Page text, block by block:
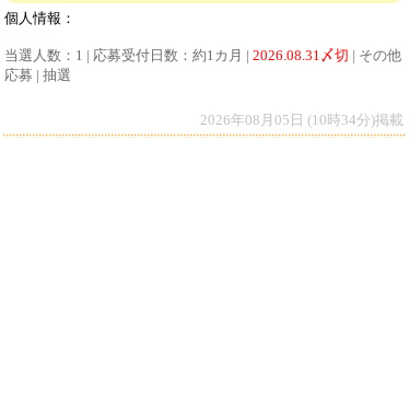
個人情報：
当選人数：1 | 応募受付日数：約1カ月 | 2026.08.31〆切 | その他
応募 | 抽選
2026年08月05日 (10時34分)掲載